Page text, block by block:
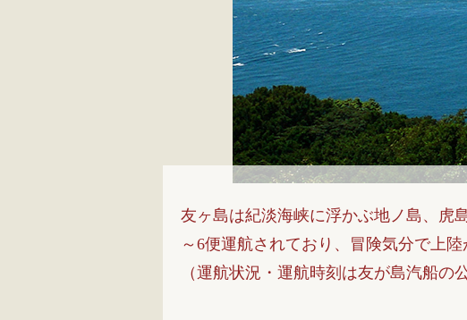
友ヶ島は紀淡海峡に浮かぶ地ノ島、虎
～6便運航されており、冒険気分で上陸
（運航状況・運航時刻は友が島汽船の